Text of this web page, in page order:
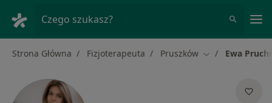
Czego szukasz?
Strona Główna Fizjoterapeuta Pruszków Zmień miasto
Ewa